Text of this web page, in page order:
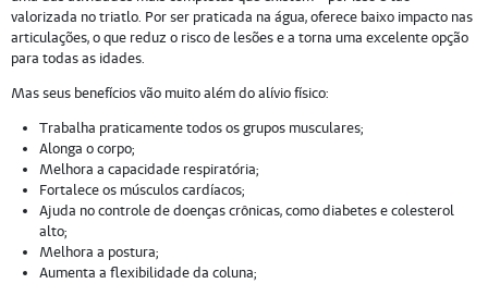
valorizada no triatlo. Por ser praticada na água, oferece baixo impacto nas
articulações, o que reduz o risco de lesões e a torna uma excelente opção
para todas as idades.
Mas seus benefícios vão muito além do alívio físico:
Trabalha praticamente todos os grupos musculares;
Alonga o corpo;
Melhora a capacidade respiratória;
Fortalece os músculos cardíacos;
Ajuda no controle de doenças crônicas, como diabetes e colesterol
alto;
Melhora a postura;
Aumenta a flexibilidade da coluna;